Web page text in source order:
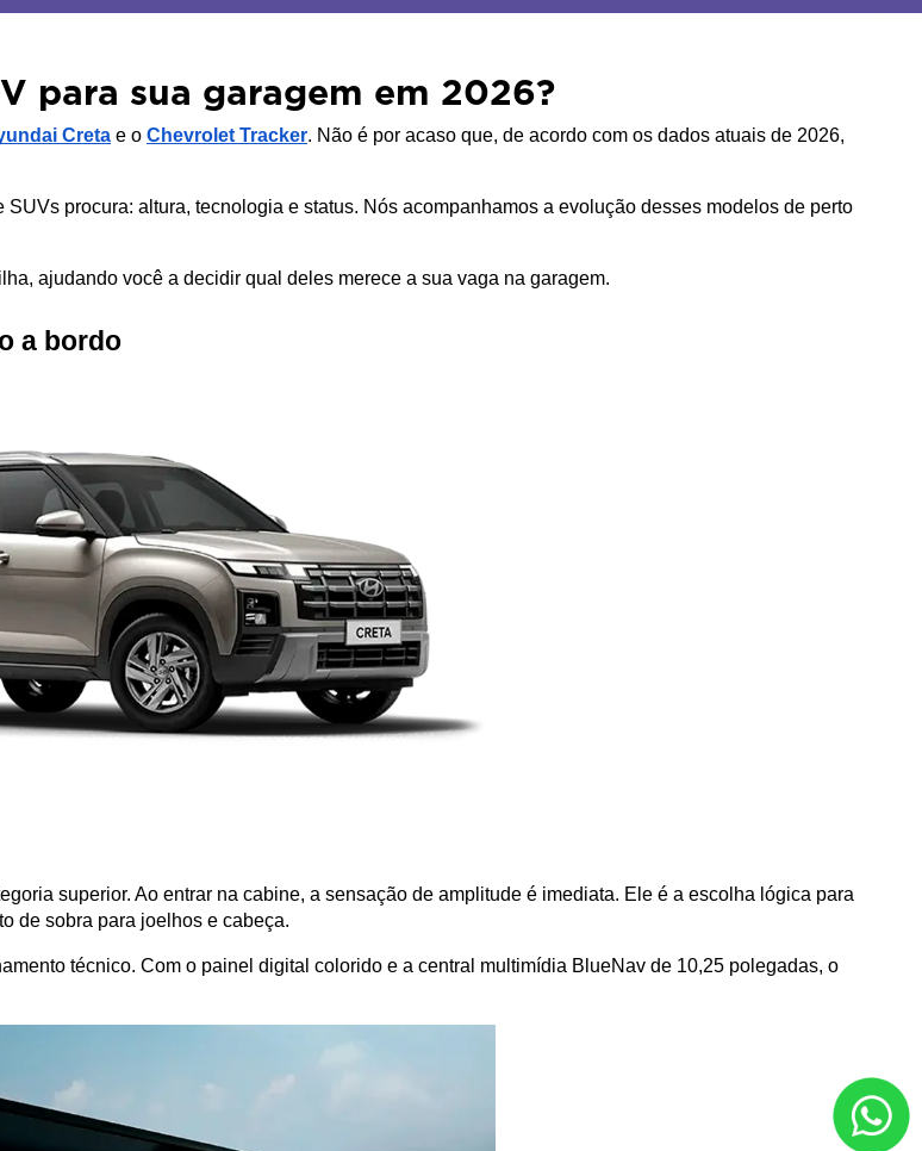
para sua garagem em 2026?
Creta e o Chevrolet Tracker. Não é por acaso que, de acordo com os dados atuais de 2026,
SUVs procura: altura, tecnologia e status. Nós acompanhamos a evolução desses modelos de perto
ajudando você a decidir qual deles merece a sua vaga na garagem.
a bordo
superior. Ao entrar na cabine, a sensação de amplitude é imediata. Ele é a escolha lógica para
de sobra para joelhos e cabeça.
técnico. Com o painel digital colorido e a central multimídia BlueNav de 10,25 polegadas, o